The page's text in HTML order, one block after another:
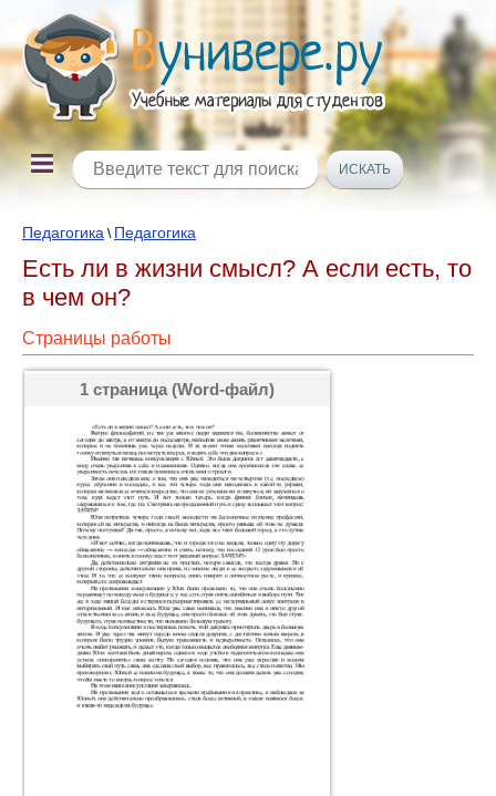
Педагогика \ Педагогика
Есть ли в жизни смысл? А если есть, то
в чем он?
Страницы работы
1 страница (Word-файл)